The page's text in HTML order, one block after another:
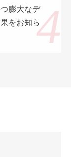
膨大なデ
をお知ら